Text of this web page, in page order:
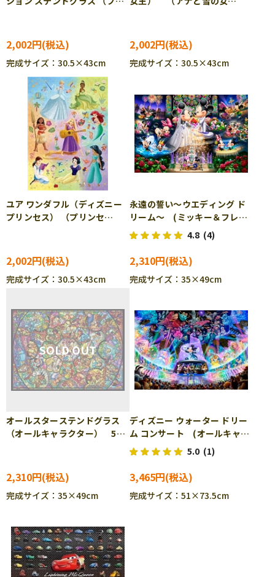
2,002円
完成サイズ：30.5×43cm
2,002円
完成サイズ：30.5×43cm
ユア ワンダフル（ディズニー
プリンセス） （プリンセ
2,002円
完成サイズ：30.5×43cm
永遠の誓い～ウエディング ド
リーム～ (ミッキー＆フレン
ズ) 500ピース ジグソーパ
ズル TEN-D500-430 ［CP-
FW］
4.8 (4)
2,310円
完成サイズ：35×49cm
オールスターステンドグラス
（オールキャラクター） 500
2,310円
完成サイズ：35×49cm
ディズニー ウォーター ドリー
ム コンサート (オールキャラ
クター) 1000ピース ジグソ
ーパズル TEN-D1000-399
［CP-FW］
5.0 (1)
3,465円
完成サイズ：51×73.5cm